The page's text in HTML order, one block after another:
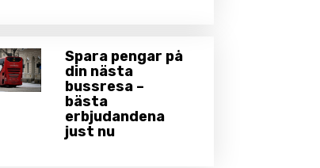
Spara pengar på
din nästa
bussresa –
bästa
erbjudandena
just nu